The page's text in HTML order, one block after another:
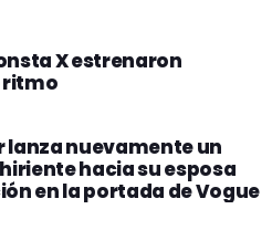
X estrenaron
ritmo
lanza nuevamente un
hacia su esposa
en la portada de Vogue